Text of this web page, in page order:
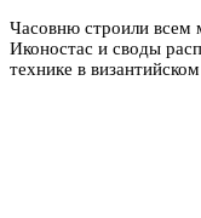
Часовню строили всем
Иконостас и своды
технике в